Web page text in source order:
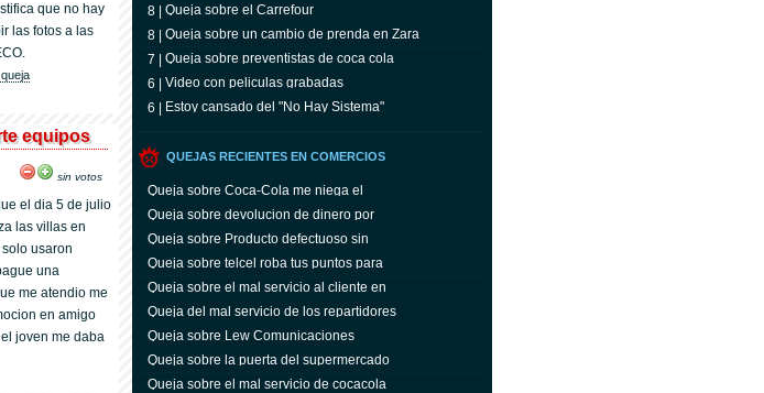
que no hay
las fotos a las
equipos
sin votos
el dia 5 de julio
las villas en
usaron
una
me atendio me
en amigo
joven me daba
8 | Queja sobre el Carrefour
8 | Queja sobre un cambio de prenda en Zara
7 | Queja sobre preventistas de coca cola
6 | Video con peliculas grabadas
6 |
Estoy cansado del "No Hay Sistema"
QUEJAS RECIENTES EN COMERCIOS
Queja sobre Coca-Cola me niega el
servicio y facturas
Queja sobre devolucion de dinero por
aparato defectuoso
Queja sobre Producto defectuoso sin
cambio
Queja sobre telcel roba tus puntos para
darte equipos
Queja sobre el mal servicio al cliente en
caja
Queja del mal servicio de los repartidores
Queja sobre Lew Comunicaciones
Queja sobre la puerta del supermercado
coto
Queja sobre el mal servicio de cocacola